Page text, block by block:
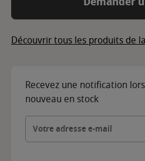
Découvrir tous les produits de
Recevez une notification
nouveau en stock